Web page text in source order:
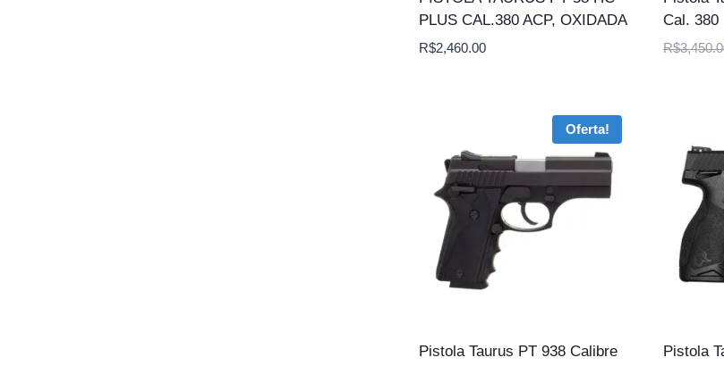
PLUS CAL.380 ACP, OXIDADA
R$2,460.00
Cal. 380
R$
Oferta!
Pistola Taurus PT 938 Calibre
Pistola